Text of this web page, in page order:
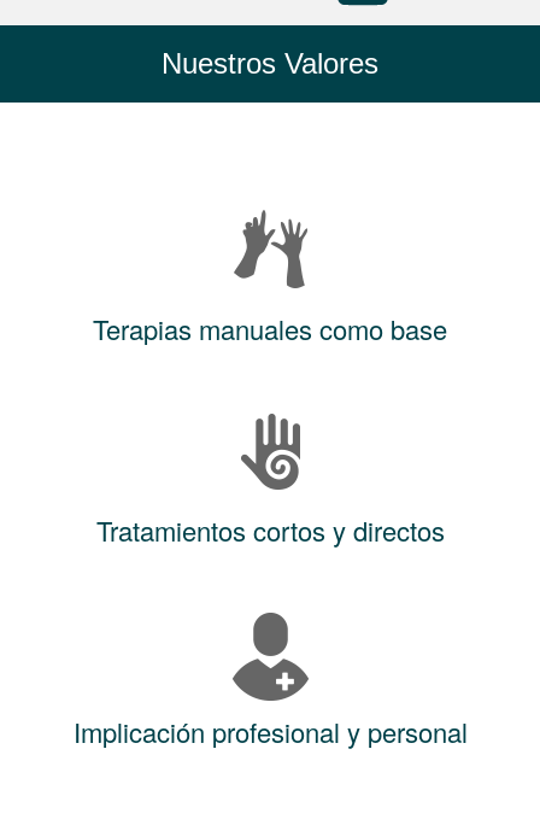
Nuestros Valores
Terapias manuales como base
Tratamientos cortos y directos
Implicación profesional y personal